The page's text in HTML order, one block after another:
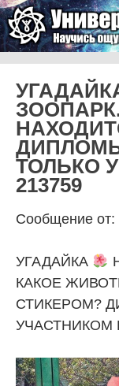
ТОЛЬКО
213759
Сообщение от:
УГАДАЙКА
КАКОЕ
СТИКЕРОМ?
УЧАСТНИКОМ